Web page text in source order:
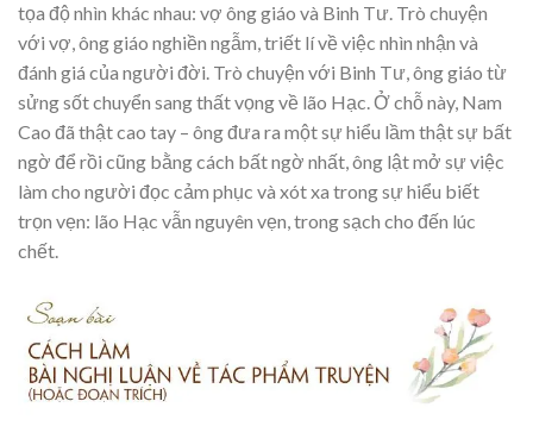
tọa độ nhìn khác nhau: vợ ông giáo và Binh Tư. Trò chuyện
với vợ, ông giáo nghiền ngẫm, triết lí về việc nhìn nhận và
đánh giá của người đời. Trò chuyện với Binh Tư, ông giáo từ
sửng sốt chuyển sang thất vọng về lão Hạc. Ở chỗ này, Nam
Cao đã thật cao tay – ông đưa ra một sự hiểu lầm thật sự bất
ngờ để rồi cũng bằng cách bất ngờ nhất, ông lật mở sự việc
làm cho người đọc cảm phục và xót xa trong sự hiểu biết
trọn vẹn: lão Hạc vẫn nguyên vẹn, trong sạch cho đến lúc
chết.